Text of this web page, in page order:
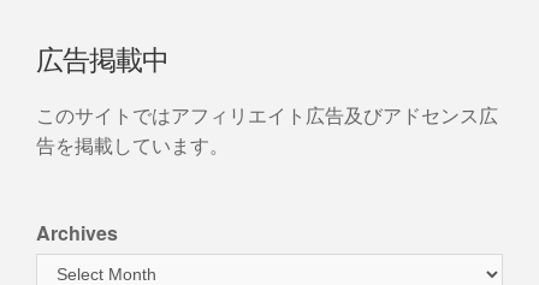
広告掲載中
このサイトではアフィリエイト広告及びアドセンス広
告を掲載しています。
Archives